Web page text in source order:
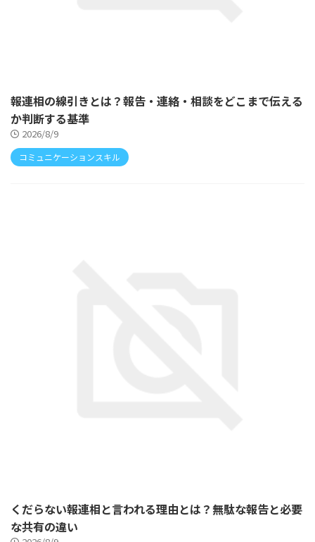
報連相の線引きとは？報告・連絡・相談をどこまで伝える
か判断する基準
2026/8/9
コミュニケーションスキル
くだらない報連相と言われる理由とは？無駄な報告と必要
な共有の違い